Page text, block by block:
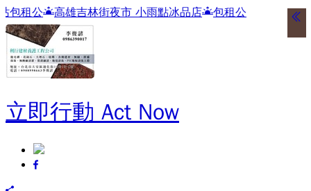
吉林街夜市 小雨點冰品店 包租公
立即行動 Act Now